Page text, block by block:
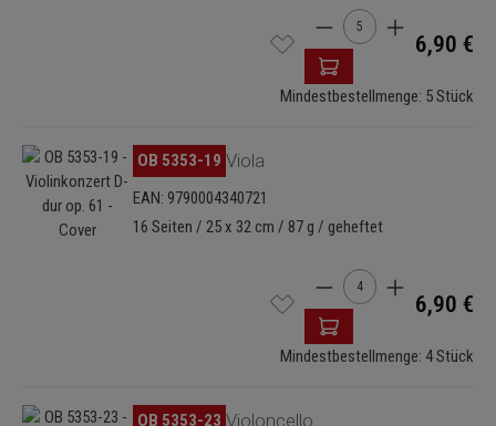
Produkt Anzahl: Gib
6,90 €
Mindestbestellmenge: 5 Stück
Bildergalerie überspringen
OB 5353-19 Viola
EAN: 9790004340721
16 Seiten / 25 x 32 cm / 87 g / geheftet
Produkt Anzahl: Gib
6,90 €
Mindestbestellmenge: 4 Stück
Bildergalerie überspringen
OB 5353-23 Violoncello